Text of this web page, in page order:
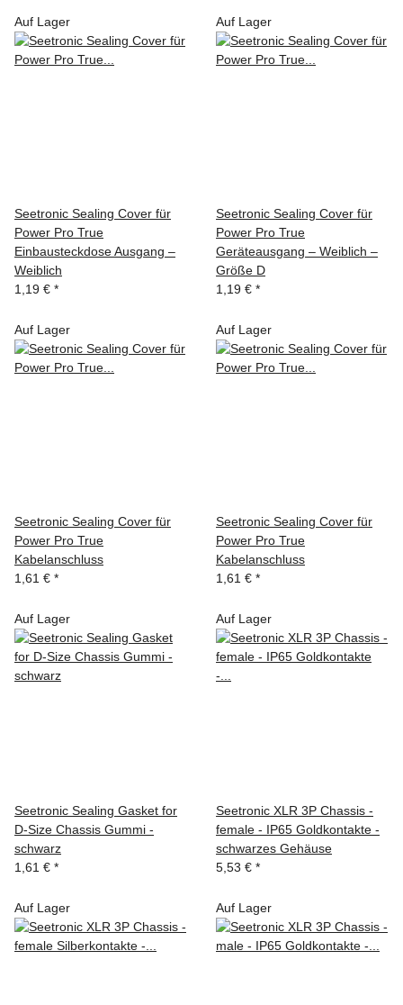
Auf Lager
Seetronic Sealing Cover für
Power Pro True
Einbausteckdose Ausgang –
Weiblich
1,19 € *
Auf Lager
Seetronic Sealing Cover für
Power Pro True
Geräteausgang – Weiblich –
Größe D
1,19 € *
Auf Lager
Seetronic Sealing Cover für
Power Pro True
Kabelanschluss
1,61 € *
Auf Lager
Seetronic Sealing Cover für
Power Pro True
Kabelanschluss
1,61 € *
Auf Lager
Seetronic Sealing Gasket for
D-Size Chassis Gummi -
schwarz
1,61 € *
Auf Lager
Seetronic XLR 3P Chassis -
female - IP65 Goldkontakte -
schwarzes Gehäuse
5,53 € *
Auf Lager Auf Lager